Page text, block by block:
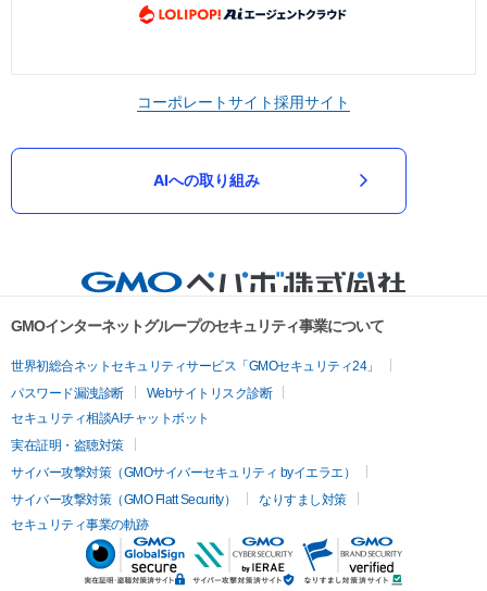
コーポレートサイト採用サイト
AIへの取り組み
GMOインターネットグループのセキュリティ事業について
世界初総合ネットセキュリティサービス「GMOセキュリティ24」
パスワード漏洩診断
Webサイトリスク診断
セキュリティ相談AIチャットボット
実在証明・盗聴対策
サイバー攻撃対策（GMOサイバーセキュリティ byイエラエ）
サイバー攻撃対策（GMO Flatt Security）
なりすまし対策
セキュリティ事業の軌跡